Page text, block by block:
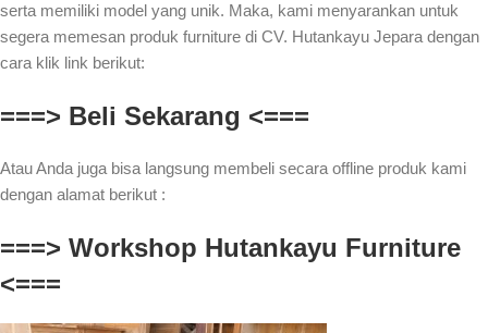
serta memiliki model yang unik. Maka, kami menyarankan untuk
segera memesan produk furniture di CV. Hutankayu Jepara dengan
cara klik link berikut:
===> Beli Sekarang <===
Atau Anda juga bisa langsung membeli secara offline produk kami
dengan alamat berikut :
===> Workshop Hutankayu Furniture
<===